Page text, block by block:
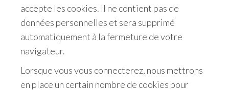
accepte les cookies. Il ne contient pas de
données personnelles et sera supprimé
automatiquement à la fermeture de votre
navigateur.
Lorsque vous vous connecterez, nous mettrons
en place un certain nombre de cookies pour